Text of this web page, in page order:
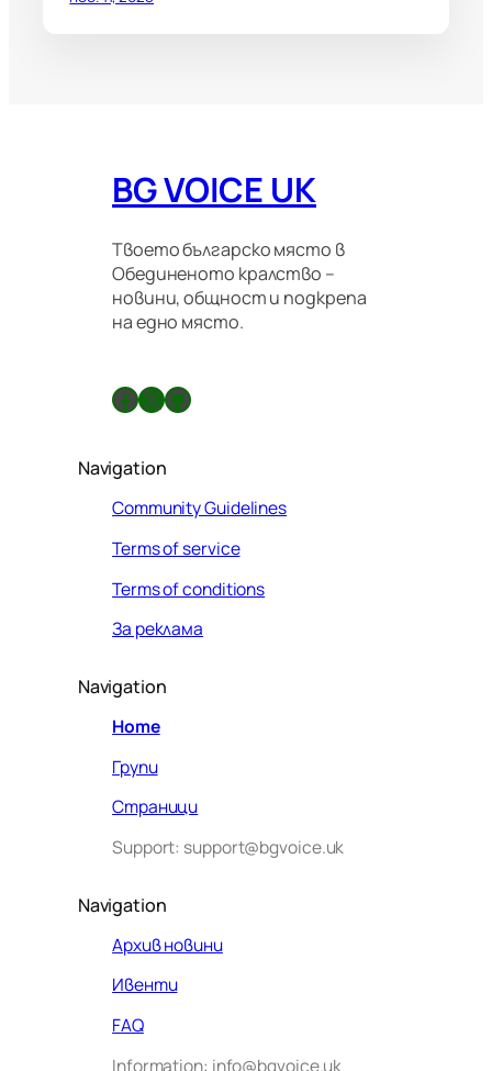
BG VOICE UK
Твоето българско място в
Обединеното кралство –
новини, общност и подкрепа
на едно място.
Facebook X GitHub
Navigation
Community Guidelines
Terms of service
Terms of conditions
За реклама
Navigation
Home
Групи
Страници
Support: support@bgvoice.uk
Navigation
Архив новини
Ивенти
FAQ
Information: info@bgvoice.uk
VOICE UK. С какво мога да